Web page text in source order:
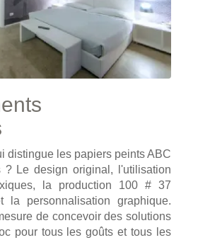
distingue les papiers peints ABC
? Le design original, l'utilisation
la production 100 # 37
la personnalisation graphique.
de concevoir des solutions
pour tous les goûts et tous les